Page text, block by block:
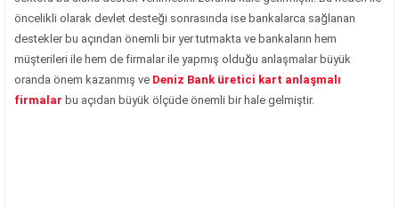
öncelikli olarak devlet desteği sonrasında ise bankalarca sağlanan
destekler bu açından önemli bir yer tutmakta ve bankaların hem
müşterileri ile hem de firmalar ile yapmış olduğu anlaşmalar büyük
oranda önem kazanmış ve Deniz Bank üretici kart anlaşmalı
firmalar bu açıdan büyük ölçüde önemli bir hale gelmiştir.